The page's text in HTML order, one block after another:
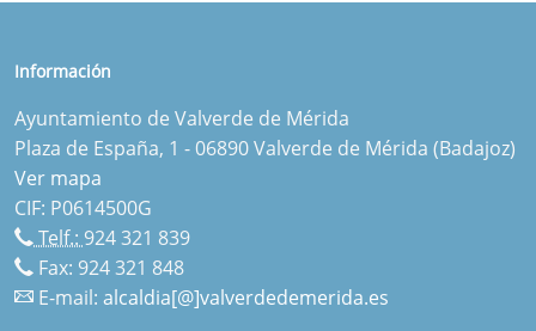
Información
Ayuntamiento de Valverde de Mérida
Plaza de España, 1 - 06890 Valverde de Mérida (Badajoz)
Ver mapa
CIF: P0614500G
Telf.: 924 321 839
Fax: 924 321 848
E-mail: alcaldia[@]valverdedemerida.es